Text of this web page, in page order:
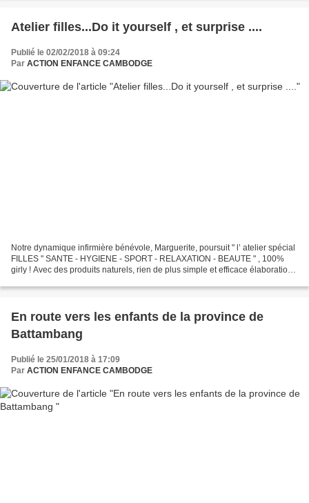
Atelier filles...Do it yourself , et surprise ....
Publié le 02/02/2018 à 09:24
Par ACTION ENFANCE CAMBODGE
Notre dynamique infirmière bénévole, Marguerite, poursuit " l’ atelier spécial
FILLES " SANTE - HYGIENE - SPORT - RELAXATION - BEAUTE " , 100%
girly ! Avec des produits naturels, rien de plus simple et efficace élaboration
En route vers les enfants de la province de
Battambang
Publié le 25/01/2018 à 17:09
Par ACTION ENFANCE CAMBODGE